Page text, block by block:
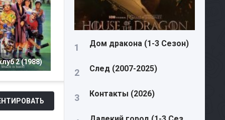
2 (1988)
Дом дракона (1-3 Сезон)
След (2007-2025)
Контакты (2026)